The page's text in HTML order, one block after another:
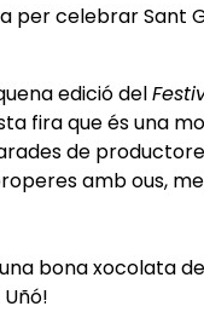
per celebrar Sant
edició del
fira que és una
de
amb ous,
bona xocolata